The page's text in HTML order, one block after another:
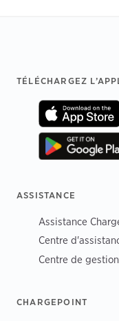
TÉLÉCHARGEZ
ASSISTANCE
Assistance
Centre
Centre de
CHARGEPOINT